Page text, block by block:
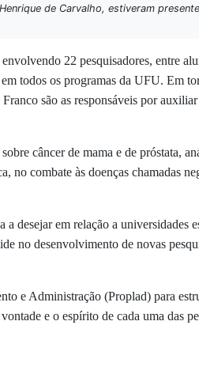
de Carvalho, estiveram
22 pesquisadores, entre
todos os programas da UFU. Em
são as responsáveis por
câncer de mama e de próstata,
no combate às doenças chamadas
a desejar em relação a universidades
no desenvolvimento de novas
e Administração (Proplad) para
e o espírito de cada uma das